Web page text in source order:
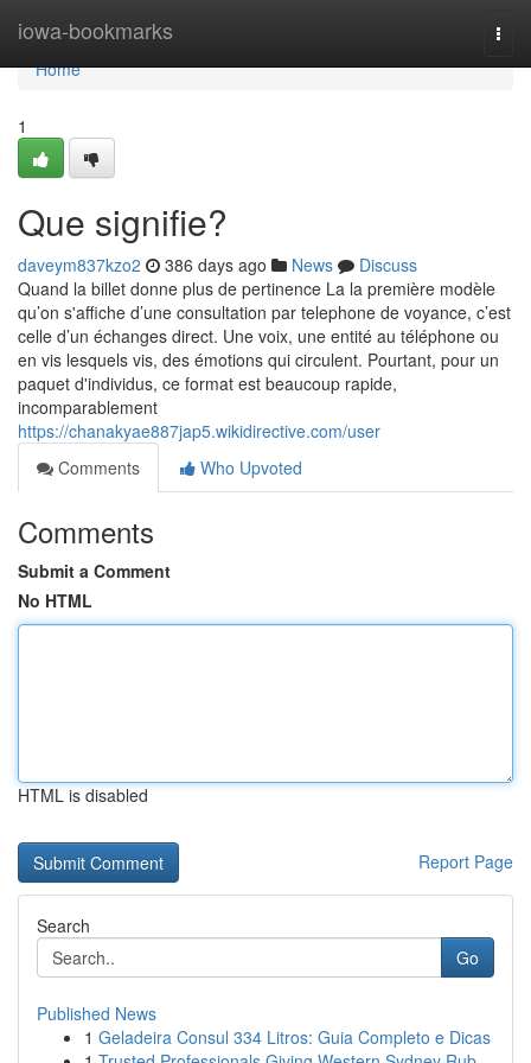
iowa-bookmarks
Home
Home
1
Que signifie?
daveym837kzo2 386 days ago News
Discuss
Quand la billet donne plus de pertinence La la première modèle
qu’on s'affiche d’une consultation par telephone de voyance, c’est
celle d’un échanges direct. Une voix, une entité au téléphone ou
en vis lesquels vis, des émotions qui circulent. Pourtant, pour un
paquet d'individus, ce format est beaucoup rapide,
incomparablement
https://chanakyae887jap5.wikidirective.com/user
Comments
Who Upvoted
Comments
Submit a Comment
No HTML
HTML is disabled
Report Page
Search
Go
Published News
1 Geladeira Consul 334 Litros: Guia Completo e Dicas